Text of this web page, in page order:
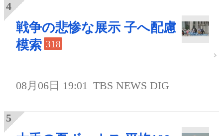
戦争の悲惨な展示 子へ配慮
模索 318
08月06日 19:01 TBS NEWS DIG